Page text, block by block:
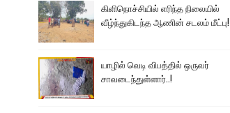
கிளிநொச்சியில் எரிந்த நிலையில்
வீழ்ந்துகிடந்த ஆணின் சடலம் மீட்பு!
யாழில் வெடி விபத்தில் ஒருவர்
சாவடைந்துள்ளார்..!